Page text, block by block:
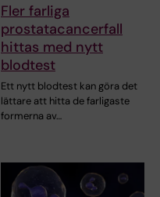
Fler farliga
prostatacancerfall
hittas med nytt
blodtest
Ett nytt blodtest kan göra det
lättare att hitta de farligaste
formerna av…